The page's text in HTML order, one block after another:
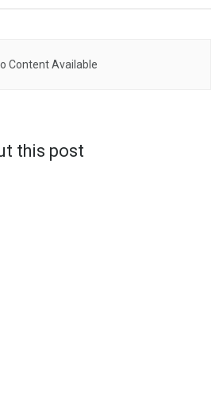
Content Available
this post